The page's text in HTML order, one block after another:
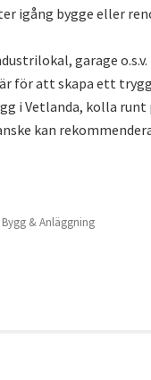
igång bygge eller
garage
för att skapa ett
i Vetlanda, kolla
kan
Bygg & Anläggning